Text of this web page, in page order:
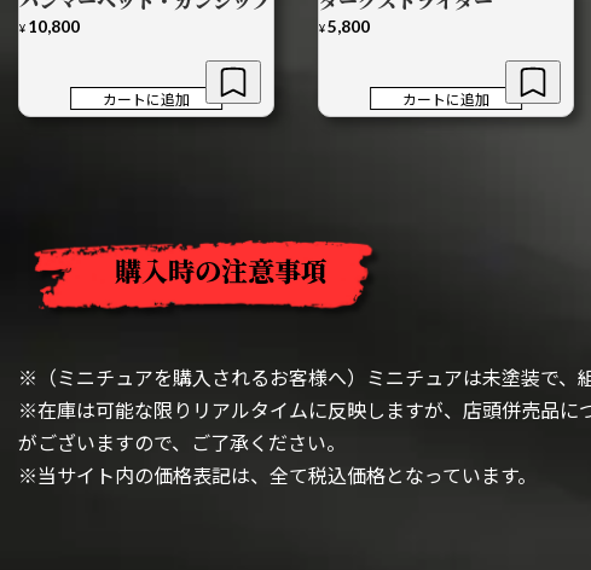
¥ 10,800
カートに追加
¥5,800
カートに追加
購入時の注意事項
※（ミニチュアを購入されるお客様へ）ミニチュアは未塗装で、
※在庫は可能な限りリアルタイムに反映しますが、店頭併売品
がございますので、ご了承ください。
※当サイト内の価格表記は、全て税込価格となっています。